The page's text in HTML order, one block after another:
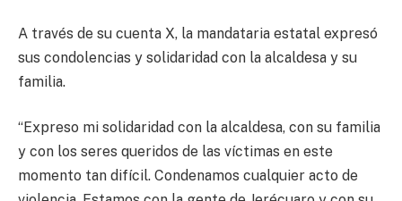
A través de su cuenta X, la mandataria estatal expresó
sus condolencias y solidaridad con la alcaldesa y su
familia.
“Expreso mi solidaridad con la alcaldesa, con su familia
y con los seres queridos de las víctimas en este
momento tan difícil. Condenamos cualquier acto de